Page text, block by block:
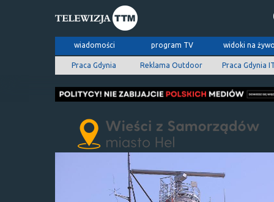
wiadomości program TV widoki na
Praca Gdynia Reklama Outdoor Praca Gdynia